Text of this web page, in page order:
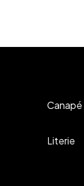
Canapé
Literie